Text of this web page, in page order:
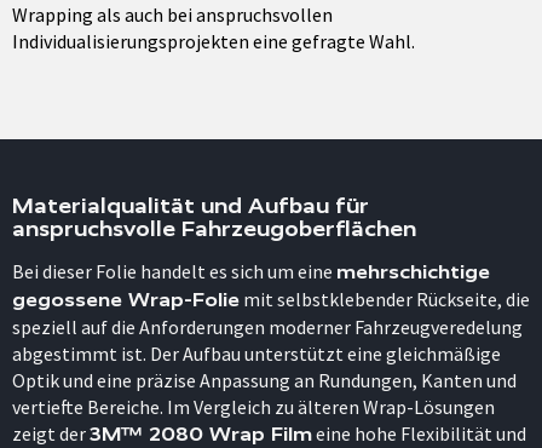
Wrapping als auch bei anspruchsvollen
Individualisierungsprojekten eine gefragte Wahl.
Materialqualität und Aufbau für
anspruchsvolle Fahrzeugoberflächen
Bei dieser Folie handelt es sich um eine mehrschichtige
gegossene Wrap-Folie mit selbstklebender Rückseite, die
speziell auf die Anforderungen moderner Fahrzeugveredelung
abgestimmt ist. Der Aufbau unterstützt eine gleichmäßige
Optik und eine präzise Anpassung an Rundungen, Kanten und
vertiefte Bereiche. Im Vergleich zu älteren Wrap-Lösungen
zeigt der3M™ 2080 Wrap Filmeine hohe Flexibilität und